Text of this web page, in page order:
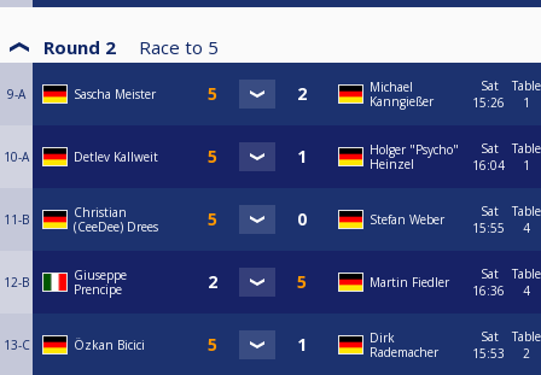
Round 2 Race to 5
9-A Sascha Meister
Michael
Kanngießer
Sat
15:26
Table
1
10-A Detlev Kallweit
Holger "Psycho"
Heinzel
Sat
16:04
Table
1
11-B
Christian
(CeeDee) Drees
Stefan Weber
Sat
15:55
Table
4
12-B
Giuseppe
Prencipe
Martin Fiedler
Sat
16:36
Table
4
13-C Özkan Bicici
Dirk
Rademacher
Sat
15:53
Table
2